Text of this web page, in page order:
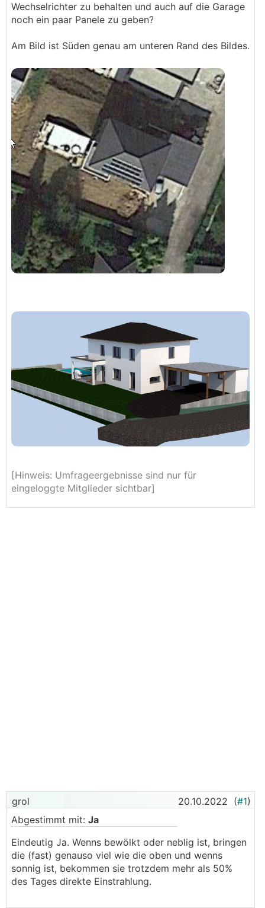
Wechselrichter zu behalten und auch auf die Garage
noch ein paar Panele zu geben?
Am Bild ist Süden genau am unteren Rand des Bildes.
[Hinweis: Umfrageergebnisse sind nur für
eingeloggte Mitglieder sichtbar]
grol 20.10.2022 (#1)
Abgestimmt mit: Ja
Eindeutig Ja. Wenns bewölkt oder neblig ist, bringen
die (fast) genauso viel wie die oben und wenns
sonnig ist, bekommen sie trotzdem mehr als 50%
des Tages direkte Einstrahlung.